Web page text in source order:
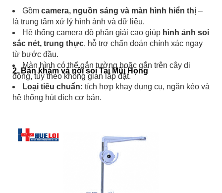
Gồm camera, nguồn sáng và màn hình hiển thị –
là trung tâm xử lý hình ảnh và dữ liệu.
Hệ thống camera độ phân giải cao giúp hình ảnh soi
sắc nét, trung thực, hỗ trợ chẩn đoán chính xác ngay
từ bước đầu.
Màn hình có thể gắn tường hoặc gắn trên cây di
động, tùy theo không gian lắp đặt.
2. Bàn khám và nội soi Tai Mũi Họng
Loại tiêu chuẩn: tích hợp khay dụng cụ, ngăn kéo và
hệ thống hút dịch cơ bản.